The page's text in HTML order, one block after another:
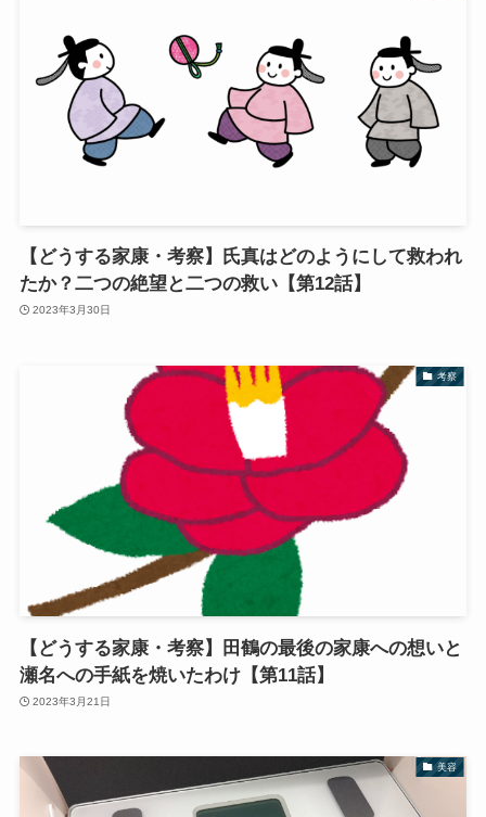
【どうする家康・考察】氏真はどのようにして救われ
たか？二つの絶望と二つの救い【第12話】
2023年3月30日
考察
【どうする家康・考察】田鶴の最後の家康への想いと
瀬名への手紙を焼いたわけ【第11話】
2023年3月21日
美容